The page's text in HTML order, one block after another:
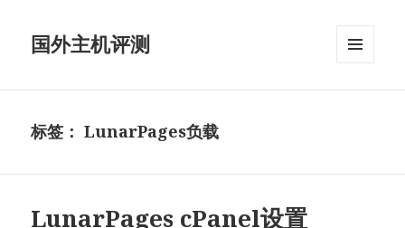
国外主机评测
标签：LunarPages负载
LunarPages cPanel设置